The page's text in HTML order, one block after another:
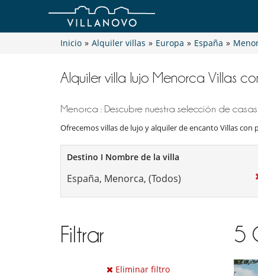
Inicio » Alquiler villas » Europa » España »
Alquiler villa lujo Menorca Villas
Menorca : Descubre nuestra selección de
Ofrecemos villas de lujo y alquiler de encanto Villas
Destino I Nombre de la villa
Filtrar
Eliminar filtro
5